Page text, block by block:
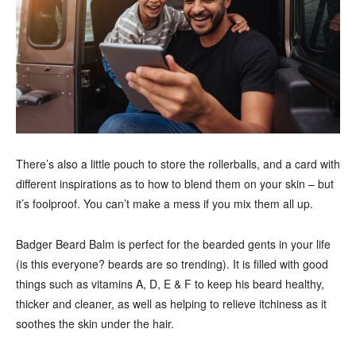
There’s also a little pouch to store the rollerballs, and a card with
different inspirations as to how to blend them on your skin – but
it’s foolproof. You can’t make a mess if you mix them all up.
Badger Beard Balm is perfect for the bearded gents in your life
(is this everyone? beards are so trending). It is filled with good
things such as vitamins A, D, E & F to keep his beard healthy,
thicker and cleaner, as well as helping to relieve itchiness as it
soothes the skin under the hair.